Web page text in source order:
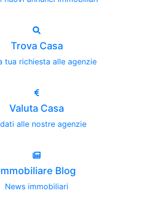
Trova Casa
tua richiesta alle agenzie
Valuta Casa
alle nostre agenzie
Blog
News immobiliari